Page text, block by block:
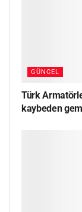
GÜNCEL
Türk
kaybeden